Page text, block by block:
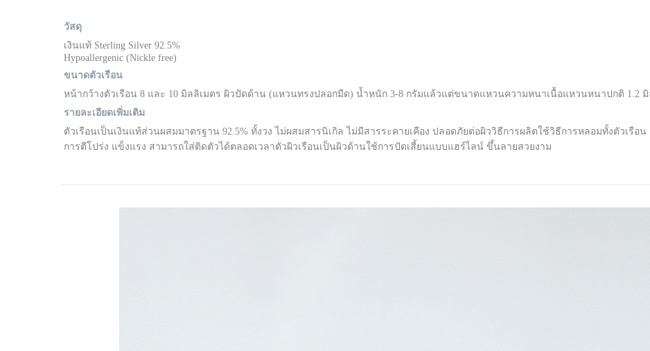
วัสดุ
เงินแท้ Sterling Silver 92.5%
Hypoallergenic (Nickle free)
ขนาดตัวเรือน
หน้ากว้างตัวเรือน 8 และ 10 มิลลิเมตร ผิวปัดด้าน (แหวนทรงปลอกมีด) น้ำหนัก 3-8 กรัมแล้วแต่ขนาดแหวนความหนาเนื้อแหวนหนาปกติ 1.2 มิ
รายละเอียดเพิ่มเติม
ตัวเรือนเป็นเงินแท้ส่วนผสมมาตรฐาน 92.5% ทั้งวง ไม่ผสมสารนิเกิล ไม่มีสารระคายเคือง ปลอดภัยต่อผิววิธีการผลิตใช้วิธีการหลอมทั้งตัวเรือ
การตีโปร่ง แข็งแรง สามารถใส่ติดตัวได้ตลอดเวลาตัวผิวเรือนเป็นผิวด้านใช้การปัดเสี้ยนแบบแฮร์ไลน์ ขึ้นลายสวยงาม